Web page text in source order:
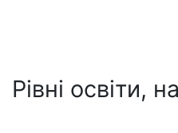
Рівні освіти,